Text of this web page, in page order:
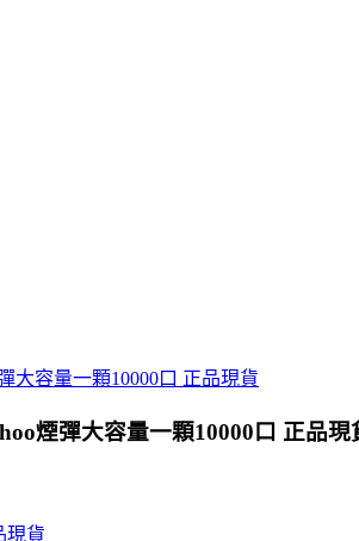
煙彈大容量一顆10000口 正品現